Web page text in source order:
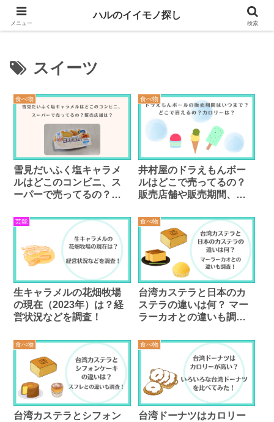
生活や趣味に役立つイイモノを紹介するブログ
スイーツ
食べ物
雪見だいふく塩キャラメ
ルはどこのコンビニ、ス
ーパーで売ってるの？販
食べ物
井村屋のドラえもんボー
ルはどこで売ってるの？
販売店舗や販売期間、カ
芸能
生キャラメルの花畑牧場
の現在（2023年）は？経
営状況などを調査！
食べ物
台湾カステラと日本のカ
ステラの違いは何？ マー
ラーカオとの違いも調
食べ物
台湾カステラとシフォン
食べ物
台湾ドーナツはカロリー
メニュー
ハルのイイモノ探し
検索